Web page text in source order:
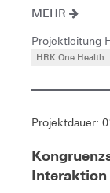
MEHR
Projektleitung
HRK One Health
Projektdauer:
Interaktion